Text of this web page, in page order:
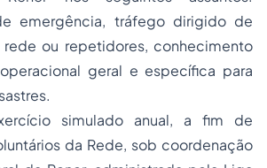
emergência, tráfego dirigido de
rede ou repetidores, conhecimento
geral e específica para
simulado anual, a fim de
da Rede, sob coordenação